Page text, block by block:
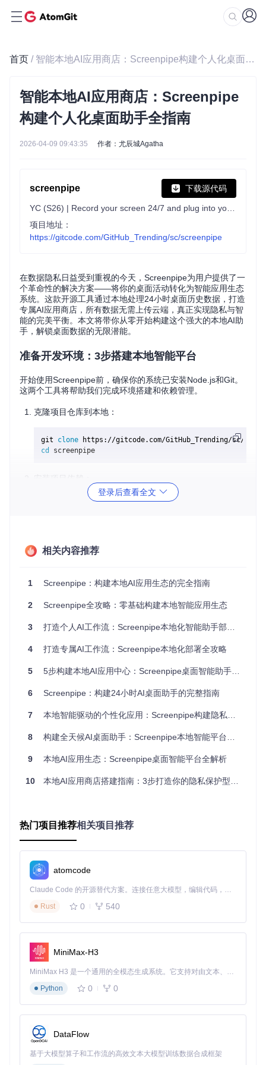
首页 / 智能本地AI应用商店：Screenpipe构建个人化桌面助手全指南
智能本地AI应用商店：Screenpipe
构建个人化桌面助手全指南
2026-04-09 09:43:35 作者：尤辰城Agatha
screenpipe 下载源代码
项目地址：
https://gitcode.com/GitHub_Trending/sc/screenpipe
在数据隐私日益受到重视的今天，Screenpipe为用户提供了一
个革命性的解决方案——将你的桌面活动转化为智能应用生态
系统。这款开源工具通过本地处理24小时桌面历史数据，打造
专属AI应用商店，所有数据无需上传云端，真正实现隐私与智
能的完美平衡。本文将带你从零开始构建这个强大的本地AI助
手，解锁桌面数据的无限潜能。
准备开发环境：3步搭建本地智能平台
开始使用Screenpipe前，确保你的系统已安装Node.js和Git。
这两个工具将帮助我们完成环境搭建和依赖管理。
克隆项目仓库到本地：
git clone
cd
启动成功后，系统会自动在浏览器中打开本地服务，默认地址
http://localhost:3000 。现在你已经拥有了一个运行在
本地的AI应用商店平台，所有数据处理都在你的电脑上完成，
无需担心隐私泄露。
探索核心功能：模块化AI管道系统
Screenpipe的核心优势在于其模块化设计，通过apps/scree
AI功能。这些管道就像是乐高积木，让你可以根据需求组合出
这个界面展示了Screenpipe的应用商店，你可以看到多种预置
的AI管道：
M、市场研究和用户画像
linkedin ai assistant：智能识别潜在客户，自动生成个性
每个管道都有明确的功能描述和使用需求，点击安装即可将其
添加到你的个人AI助手生态中。
实战应用场景：从文本提取到开发集成
屏幕文本智能提取
Screenpipe的
进的OCR技术，能够实时捕获屏幕上的文字信息。这项功能在
自动记录视频教程中的代码片段
如图所示，Screenpipe能够精准识别屏幕上的代码内容，即使
登录后查看全文
相关内容推荐
1 Screenpipe：构建本地AI应用生态的完全指南
2 Screenpipe全攻略：零基础构建本地智能应用生态
3 打造个人AI工作流：Screenpipe本地化智能助手部署指南
4 打造专属AI工作流：Screenpipe本地化部署全攻略
5 5步构建本地AI应用中心：Screenpipe桌面智能助手完全指南
6 Screenpipe：构建24小时AI桌面助手的完整指南
7 本地智能驱动的个性化应用：Screenpipe构建隐私优先的AI工作流
8 构建全天候AI桌面助手：Screenpipe本地智能平台完全部署指南
9 本地AI应用生态：Screenpipe桌面智能平台全解析
10 本地AI应用商店搭建指南：3步打造你的隐私保护型桌面助手
热门项目推荐相关项目推荐
atomcode
Claude Code 的开源替代方案。连接任意大模型，编辑代码，运行命令，自动验证 — 全自动执行。用 Rust 构建，极致性能。 ｜ An open-source alternative to Claude Code. Connect any LLM, edit code, run commands, and verify changes — autonomously. Built in Rust for speed. Get Started
Rust
0 540
MiniMax-H3
MiniMax H3 是一个通用的全模态生成系统。它支持对由文本、图像、视频和音频组成的多模态上下文进行统一理解，并能生成分辨率高达 2K、时长可达 15 秒的带原生立体声音频的视频。得益于面向任务泛化的系统设计，H3 在预训练阶段就已具备广泛的多模态上下文理解与生成能力，能够出色地执行复杂的多模态指令。
Python
0 0
DataFlow
基于大模型算子和工作流的高效文本大模型训练数据合成框架